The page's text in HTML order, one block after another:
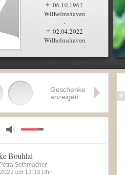
06.10.1967
Wilhelmshaven
-
02.04.2022
Wilhelmshaven
Geschenke
anzeigen
Bouhlal
Sethmacher
um 13:33 Uhr